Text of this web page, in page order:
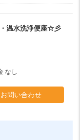
温水洗浄便座☆彡
なし
お問い合わせ